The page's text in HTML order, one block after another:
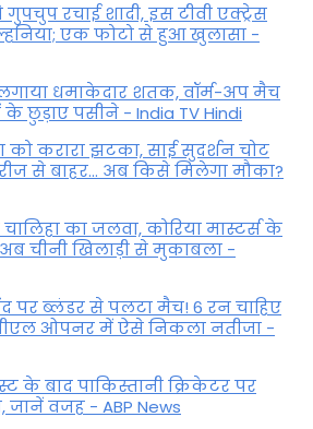
रचाई शादी, इस टीवी एक्ट्रेस
एक फोटो से हुआ खुलासा -
धमाकेदार शतक, वॉर्म-अप मैच
के छुड़ाए पसीने - India TV Hindi
को करारा झटका, साई सुदर्शन चोट
से बाहर... अब किसे म‍िलेगा मौका?
का जलवा, कोरिया मास्टर्स के
चीनी खिलाड़ी से मुकाबला -
पर ब्लंडर से पलटा मैच! 6 रन चाहिए
ओपनर में ऐसे न‍िकला नतीजा -
के बाद पाकिस्तानी क्रिकेटर पर
वजह - ABP News